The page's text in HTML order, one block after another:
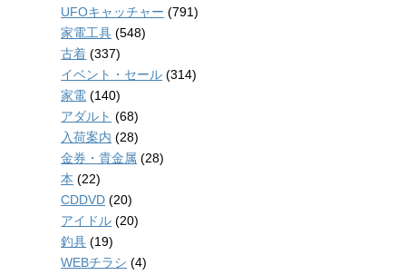
UFOキャッチャー (791)
家電工具 (548)
古着 (337)
イベント・セール (314)
家電 (140)
アダルト (68)
入荷案内 (28)
金券・貴金属 (28)
本 (22)
CDDVD (20)
アイドル (20)
釣具 (19)
WEBチラシ (4)